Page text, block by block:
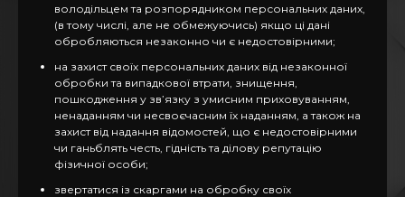
володільцем та розпорядником персональних даних,
(в тому числі, але не обмежуючись) якщо ці дані
обробляються незаконно чи є недостовірними;
на захист своїх персональних даних від незаконної
обробки та випадкової втрати, знищення,
пошкодження у зв’язку з умисним приховуванням,
ненаданням чи несвоєчасним їх наданням, а також на
захист від надання відомостей, що є недостовірними
чи ганьблять честь, гідність та ділову репутацію
фізичної особи;
звертатися із скаргами на обробку своїх